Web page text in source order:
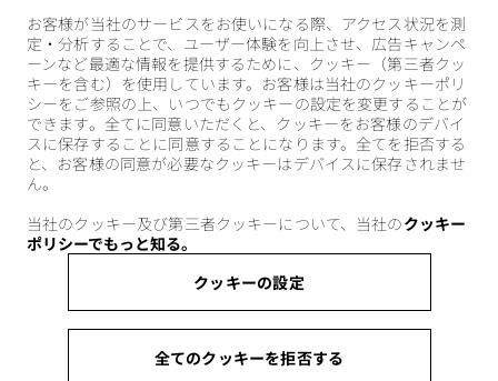
お客様が当社のサービスをお使いになる際、アクセス状況を測
定・分析することで、ユーザー体験を向上させ、広告キャンペ
ーンなど最適な情報を提供するために、クッキー（第三者クッ
キーを含む）を使用しています。お客様は当社のクッキーポリ
シーをご参照の上、いつでもクッキーの設定を変更することが
できます。全てに同意いただくと、クッキーをお客様のデバイ
スに保存することに同意することになります。全てを拒否する
と、お客様の同意が必要なクッキーはデバイスに保存されませ
ん。
当社のクッキー及び第三者クッキーについて、当社のクッキー
ポリシーでもっと知る。
クッキーの設定
全てのクッキーを拒否する